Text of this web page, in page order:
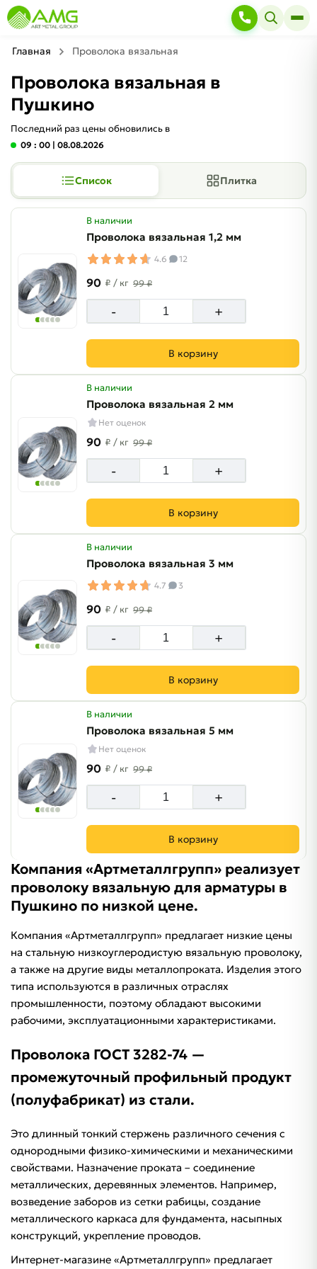
Главная Проволока вязальная
Проволока вязальная в
Пушкино
Последний раз цены обновились в
09 : 00 | 08.08.2026
Список Плитка
В наличии
Проволока вязальная 1,2 мм
4.6 12
90 ₽ / кг 99 ₽
- +
В корзину
В наличии
Проволока вязальная 2 мм
Нет оценок
90 ₽ / кг 99 ₽
- +
В корзину
В наличии
Проволока вязальная 3 мм
4.7 3
90 ₽ / кг 99 ₽
- +
В корзину
В наличии
Проволока вязальная 5 мм
Нет оценок
90 ₽ / кг 99 ₽
- +
В корзину
Компания «Артметаллгрупп» реализует
проволоку вязальную для арматуры в
Пушкино по низкой цене.
Компания «Артметаллгрупп» предлагает низкие цены
на стальную низкоуглеродистую вязальную проволоку,
а также на другие виды металлопроката. Изделия этого
типа используются в различных отраслях
промышленности, поэтому обладают высокими
рабочими, эксплуатационными характеристиками.
Проволока ГОСТ 3282-74 —
промежуточный профильный продукт
(полуфабрикат) из стали.
Это длинный тонкий стержень различного сечения с
однородными физико-химическими и механическими
свойствами. Назначение проката – соединение
металлических, деревянных элементов. Например,
возведение заборов из сетки рабицы, создание
металлического каркаса для фундамента, насыпных
конструкций, укрепление проводов.
Интернет-магазине «Артметаллгрупп» предлагает